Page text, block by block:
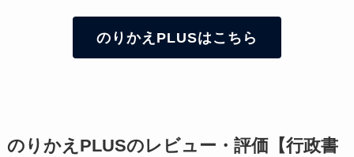
のりかえPLUSはこちら
のりかえPLUSのレビュー・評価【行政書